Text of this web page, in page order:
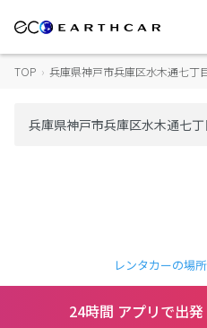
TOP › 兵庫県神戸市兵庫区水木通七丁
レンタカーの場
24時間 アプリで出